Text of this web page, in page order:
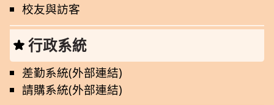
校友與訪客
行政系統
差勤系統(外部連結)
請購系統(外部連結)